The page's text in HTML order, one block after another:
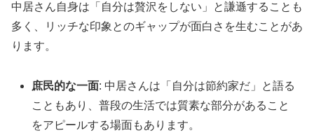
中居さん自身は「自分は贅沢をしない」と謙遜することも
多く、リッチな印象とのギャップが面白さを生むことがあ
ります。
庶民的な一面: 中居さんは「自分は節約家だ」と語る
こともあり、普段の生活では質素な部分があること
をアピールする場面もあります。